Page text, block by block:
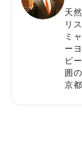
天
リ
ミ
ー
ビ
囲
京